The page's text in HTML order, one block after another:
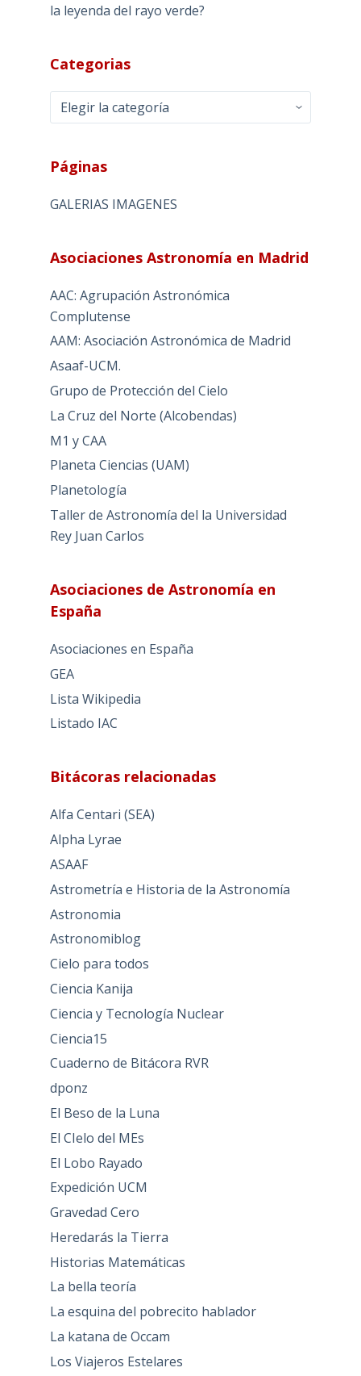
la leyenda del rayo verde?
Categorias
Categorias
Páginas
GALERIAS IMAGENES
Asociaciones Astronomía en Madrid
AAC: Agrupación Astronómica
Complutense
AAM: Asociación Astronómica de Madrid
Asaaf-UCM.
Grupo de Protección del Cielo
La Cruz del Norte (Alcobendas)
M1 y CAA
Planeta Ciencias (UAM)
Planetología
Taller de Astronomía del la Universidad
Rey Juan Carlos
Asociaciones de Astronomía en
España
Asociaciones en España
GEA
Lista Wikipedia
Listado IAC
Bitácoras relacionadas
Alfa Centari (SEA)
Alpha Lyrae
ASAAF
Astrometría e Historia de la Astronomía
Astronomia
Astronomiblog
Cielo para todos
Ciencia Kanija
Ciencia y Tecnología Nuclear
Ciencia15
Cuaderno de Bitácora RVR
dponz
El Beso de la Luna
El CIelo del MEs
El Lobo Rayado
Expedición UCM
Gravedad Cero
Heredarás la Tierra
Historias Matemáticas
La bella teoría
La esquina del pobrecito hablador
La katana de Occam
Los Viajeros Estelares